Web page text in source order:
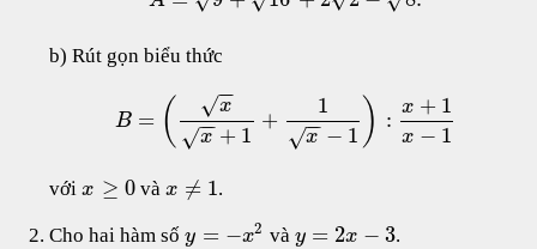
b) Rút gọn biểu thức
B = ( x
−
−
√
x
−
−
√ + 1
+
1
x
−
−
√ − 1 ) : x + 1
x − 1
vớix ≥ 0và x ≠ 1.
Cho hai hàm sốy = −x2 và y = 2x − 3.